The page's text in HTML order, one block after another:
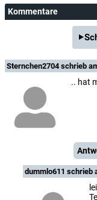
Kommentare
Sternchen2704schrieb
.. hat
dummlo611 schrieb